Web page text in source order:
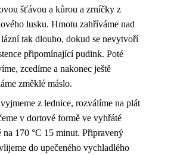
šťávou a kůrou a zrníčky z
lusku. Hmotu zahříváme nad
tak dlouho, dokud se nevytvoří
připomínající pudink. Poté
zcedíme a nakonec ještě
změklé máslo.
z lednice, rozválíme na plát
v dortové formě ve vyhřáté
na 170 °C 15 minut. Připravený
do upečeného vychladlého